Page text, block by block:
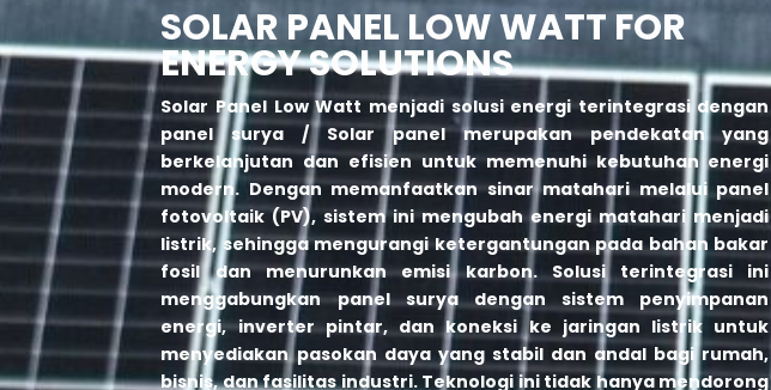
SOLAR PANEL LOW WATT FOR
ENERGY SOLUTIONS
Solar Panel Low Watt menjadi solusi energi terintegrasi dengan
panel surya /Solar panelmerupakan pendekatan yang
berkelanjutan dan efisien untuk memenuhi kebutuhan energi
modern. Dengan memanfaatkan sinar matahari melalui panel
fotovoltaik (PV), sistem ini mengubah energi matahari menjadi
listrik, sehingga mengurangi ketergantungan pada bahan bakar
fosil dan menurunkan emisi karbon. Solusi terintegrasi ini
menggabungkan panel surya dengan sistem penyimpanan
energi, inverter pintar, dan koneksi ke jaringan listrik untuk
menyediakan pasokan daya yang stabil dan andal bagi rumah,
bisnis, dan fasilitas industri. Teknologi ini tidak hanya mendorong